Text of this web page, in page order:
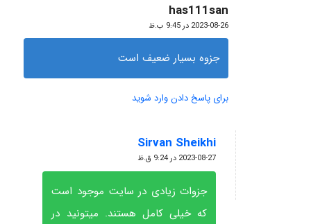
has111san
گفته:
2023-08-26 در 9:45 ب.ظ
جزوه بسیار ضعیف است
برای پاسخ دادن وارد شوید
Sirvan Sheikhi
گفته:
2023-08-27 در 9:24 ق.ظ
جزوات زیادی در سایت موجود است
که خیلی کامل هستند. میتونید در